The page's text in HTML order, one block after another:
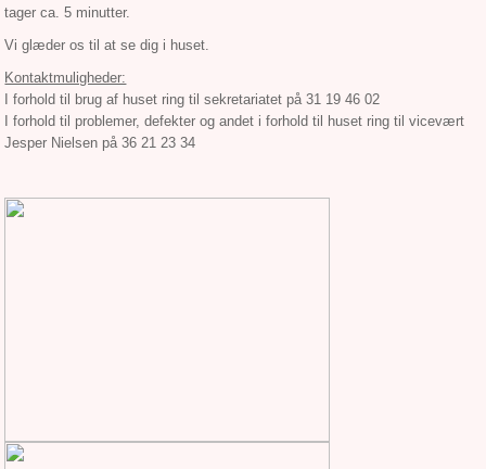
tager ca. 5 minutter.
Vi glæder os til at se dig i huset.
Kontaktmuligheder:
I forhold til brug af huset ring til sekretariatet på 31 19 46 02
I forhold til problemer, defekter og andet i forhold til huset ring til vicevært
Jesper Nielsen på 36 21 23 34